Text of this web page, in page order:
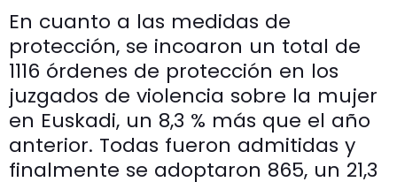
En cuanto a las medidas de
protección, se incoaron un total de
1116 órdenes de protección en los
juzgados de violencia sobre la mujer
en Euskadi, un 8,3 % más que el año
anterior. Todas fueron admitidas y
finalmente se adoptaron 865, un 21,3